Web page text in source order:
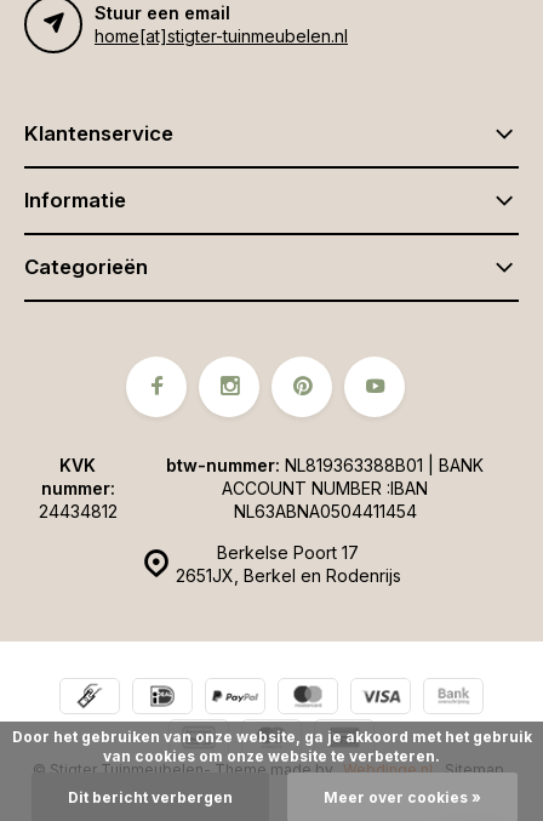
Stuur een email
home[at]stigter-tuinmeubelen.nl
Klantenservice
Informatie
Categorieën
Berkelse Poort 17
2651JX, Berkel en Rodenrijs
KVK
nummer:
24434812
btw-nummer: NL819363388B01 | BANK
ACCOUNT NUMBER :IBAN
NL63ABNA0504411454
© Stigter Tuinmeubelen- Theme made by Webdinge.nl Sitemap
Door het gebruiken van onze website, ga je akkoord met het gebruik
van cookies om onze website te verbeteren.
Dit bericht verbergen Meer over cookies »